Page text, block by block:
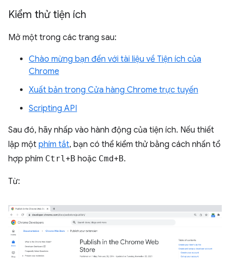
Kiểm thử tiện ích
Mở một trong các trang sau:
Chào mừng bạn đến với tài liệu về Tiện ích của
Chrome
Xuất bản trong Cửa hàng Chrome trực tuyến
Scripting API
Sau đó, hãy nhấp vào hành động của tiện ích. Nếu thiết
lập một phím tắt, bạn có thể kiểm thử bằng cách nhấn tổ
hợp phím Ctrl +B hoặc Cmd+B.
Từ: